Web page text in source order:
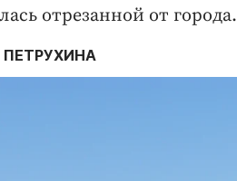
отрезанной от города.